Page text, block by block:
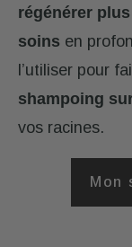
régénérer
soins en
l’utiliser pour
shampoing
vos racines.
Mon